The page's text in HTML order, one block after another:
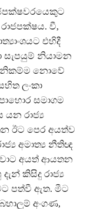
වී,
එහිදී
සැපයුම් නියාමන
නිකම්ම නොවේ
ලංකා
සමාගම
යන රාජ්‍ය
ඊට පෙර අයත්ව
අමාත්‍ය නීතිඥ
අයත් ආයතන
කිසිදු රාජ්‍ය
පත්වී ඇත. මීට
අංගණ,